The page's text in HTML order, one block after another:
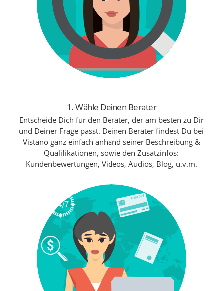
1. Wähle Deinen Berater
Entscheide Dich für den Berater, der am besten zu Dir
und Deiner Frage passt. Deinen Berater findest Du bei
Vistano ganz einfach anhand seiner Beschreibung &
Qualifikationen, sowie den Zusatzinfos:
Kundenbewertungen, Videos, Audios, Blog, u.v.m.